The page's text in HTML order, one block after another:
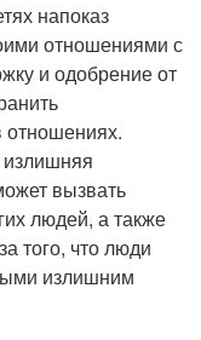
напоказ
отношениями с
и одобрение от
излишняя
вызвать
людей, а также
того, что люди
излишним